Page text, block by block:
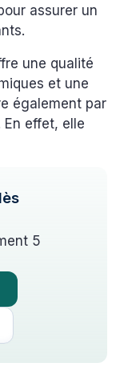
assurer un
une qualité
et une
également par
effet, elle
5